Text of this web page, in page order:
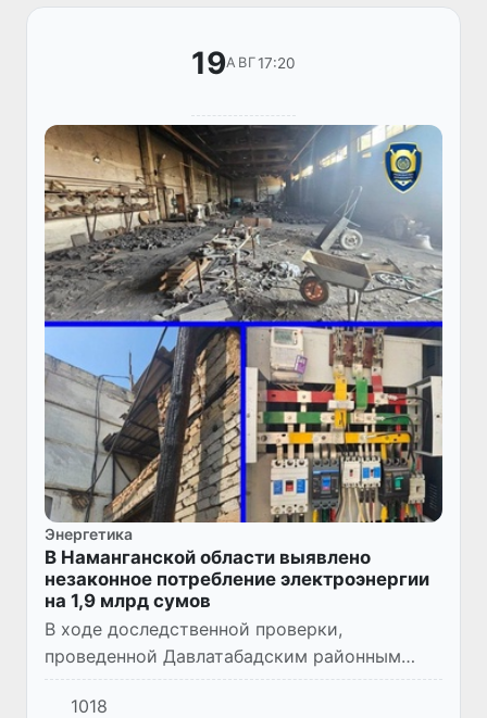
19АВГ17:20
Энергетика
В Наманганской области выявлено
незаконное потребление электроэнергии
на 1,9 млрд сумов
В ходе доследственной проверки,
проведенной Давлатабадским районным
отделением Департамента при Генеральной
прокуратуре, были выявлены факты
1018